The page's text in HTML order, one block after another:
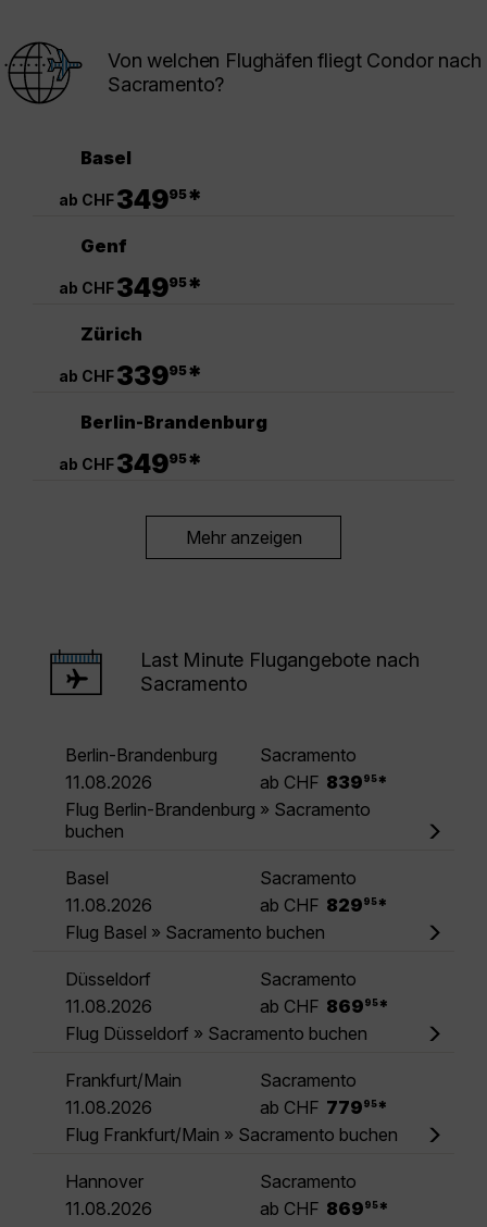
Von welchen Flughäfen fliegt Condor nach
Sacramento?
Basel
ab CHF34995*
Genf
ab CHF34995*
Zürich
ab CHF33995*
Berlin-Brandenburg
ab CHF34995*
Mehr anzeigen
Last Minute Flugangebote nach
Sacramento
Berlin-Brandenburg
Sacramento
11.08.2026
ab CHF 839 95 *
Flug Berlin-Brandenburg » Sacramento
buchen
Basel
Sacramento
11.08.2026
ab CHF 829 95 *
Flug Basel » Sacramento buchen
Düsseldorf
Sacramento
11.08.2026
ab CHF 869 95 *
Flug Düsseldorf » Sacramento buchen
Frankfurt/Main
Sacramento
11.08.2026
ab CHF 779 95 *
Flug Frankfurt/Main » Sacramento buchen
Hannover
Sacramento
11.08.2026
ab CHF 869 95 *